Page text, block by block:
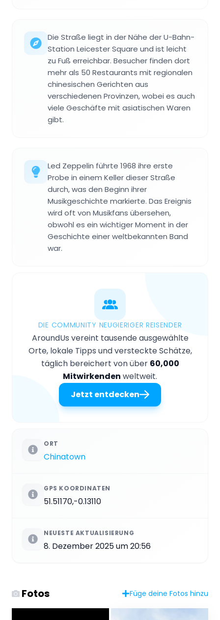
Die Straße liegt in der Nähe der U-Bahn-
Station Leicester Square und ist leicht
zu Fuß erreichbar. Besucher finden dort
mehr als 50 Restaurants mit regionalen
chinesischen Gerichten aus
verschiedenen Provinzen, wobei es auch
viele Geschäfte mit asiatischen Waren
gibt.
Led Zeppelin führte 1968 ihre erste
Probe in einem Keller dieser Straße
durch, was den Beginn ihrer
Musikgeschichte markierte. Das Ereignis
wird oft von Musikfans übersehen,
obwohl es ein wichtiger Moment in der
Geschichte einer weltbekannten Band
war.
DIE COMMUNITY NEUGIERIGER REISENDER
AroundUs vereint tausende ausgewählte
Orte, lokale Tipps und versteckte Schätze,
täglich bereichert von über 60,000
Mitwirkenden weltweit.
Jetzt entdecken
ORT
Chinatown
GPS KOORDINATEN
51.51170,-0.13110
NEUESTE AKTUALISIERUNG
8. Dezember 2025 um 20:56
Fotos Füge deine Fotos hinzu